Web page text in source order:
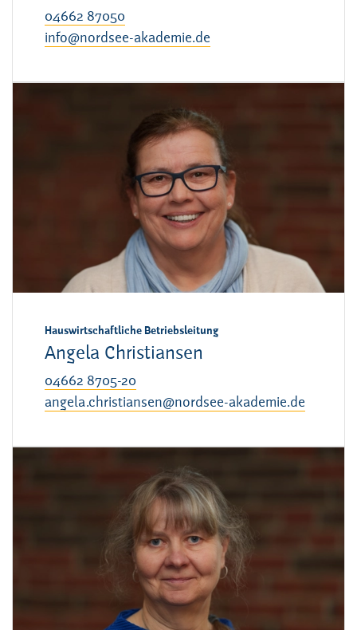
04662 87050
info@nordsee-akademie.de
Hauswirtschaftliche Betriebsleitung
Angela Christiansen
04662 8705-20
angela.christiansen@nordsee-akademie.de